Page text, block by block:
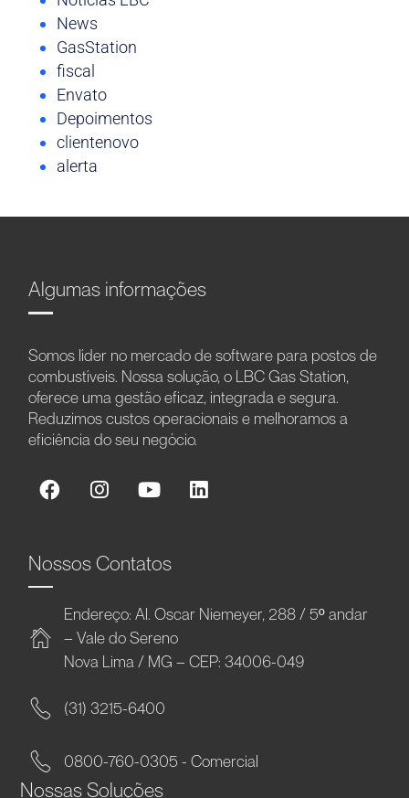
News
GasStation
fiscal
Envato
Depoimentos
clientenovo
alerta
Algumas informações
Somos líder no mercado de software para postos de
combustíveis. Nossa solução, o LBC Gas Station,
oferece uma gestão eficaz, integrada e segura.
Reduzimos custos operacionais e melhoramos a
eficiência do seu negócio.
Nossos Contatos
Endereço: Al. Oscar Niemeyer, 288 / 5º andar
– Vale do Sereno
Nova Lima / MG – CEP: 34006-049
(31) 3215-6400
0800-760-0305 - Comercial
Nossas Soluções